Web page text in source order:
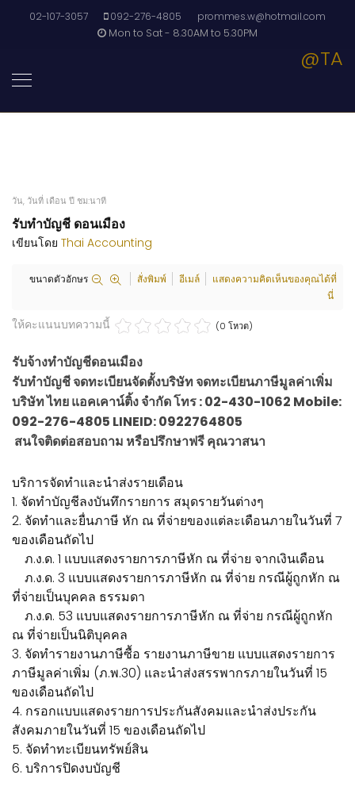
02-107-3057 092-276-4805
prommes.w@hotmail.com
Mon to Sat - 8.30AM to 5.30PM
@TA
วัน, วันที่ เดือน ปี ชม:นาที
รับทำบัญชี ดอนเมือง
เขียนโดย Thai Accounting
ขนาดตัวอักษร สั่งพิมพ์ อีเมล์
แสดงความคิดเห็นของคุณได้ที่
นี่
ให้คะแนนบทความนี้ (0 โหวต)
รับจ้างทำบัญชีดอนเมือง
รับทำบัญชี จดทะเบียนจัดตั้งบริษัท จดทะเบียนภาษีมูลค่าเพิ่ม
บริษัท ไทย แอคเคาน์ติ้ง จำกัด โทร : 02-430-1062 Mobile:
092-276-4805 LINEID: 0922764805
สนใจติดต่อสอบถาม หรือปรึกษาฟรี คุณวาสนา
บริการจัดทำและนำส่งรายเดือน
1. จัดทำบัญชีลงบันทึกรายการ สมุดรายวันต่างๆ
2. จัดทำและยื่นภาษี หัก ณ ที่จ่ายของแต่ละเดือนภายในวันที่ 7
ของเดือนถัดไป
ภ.ง.ด. 1 แบบแสดงรายการภาษีหัก ณ ที่จ่าย จากเงินเดือน
ภ.ง.ด. 3 แบบแสดงรายการภาษีหัก ณ ที่จ่าย กรณีผู้ถูกหัก ณ
ที่จ่ายเป็นบุคคล ธรรมดา
ภ.ง.ด. 53 แบบแสดงรายการภาษีหัก ณ ที่จ่าย กรณีผู้ถูกหัก
ณ ที่จ่ายเป็นนิติบุคคล
3. จัดทำรายงานภาษีซื้อ รายงานภาษีขาย แบบแสดงรายการ
ภาษีมูลค่าเพิ่ม (ภ.พ.30) และนำส่งสรรพากรภายในวันที่ 15
ของเดือนถัดไป
4. กรอกแบบแสดงรายการประกันสังคมและนำส่งประกัน
สังคมภายในวันที่ 15 ของเดือนถัดไป
5. จัดทำทะเบียนทรัพย์สิน
6. บริการปิดงบบัญชี